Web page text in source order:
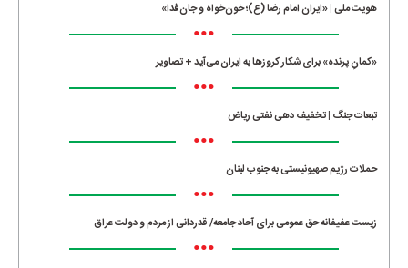
هویت ملی | «ایران امام رضا (ع)؛ خون‌خواه و جان‌فدا»
•••
«کمانِ پرنده» برای شکار کروزها به ایران می‌آید + تصاویر
•••
تبعات جنگ | تخفیف دهی نفتی ریاض
•••
حملات رژیم صهیونیستی به جنوب لبنان
•••
زیست عفیفانه حق عمومی برای آحاد جامعه/ قدردانی از مردم و دولت عراق
•••